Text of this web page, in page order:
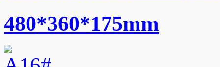
480*360*175mm